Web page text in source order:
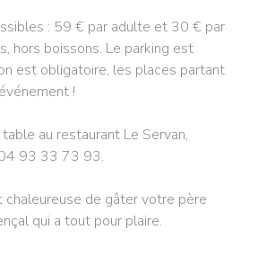
: 59 € par adulte et 30 € par
hors boissons. Le parking est
est obligatoire, les places partant
!
au restaurant Le Servan,
93 33 73 93.
chaleureuse de gâter votre père
qui a tout pour plaire.